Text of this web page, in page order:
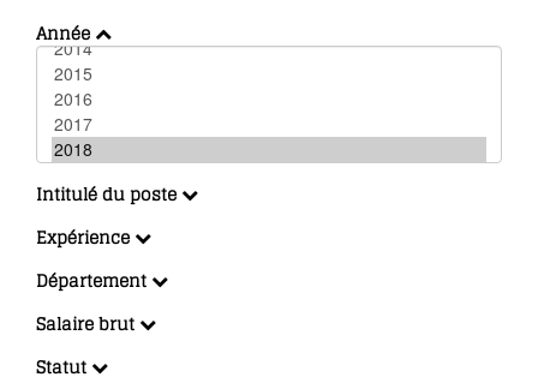
Année
Intitulé du poste
Expérience
Département
Salaire brut
Statut